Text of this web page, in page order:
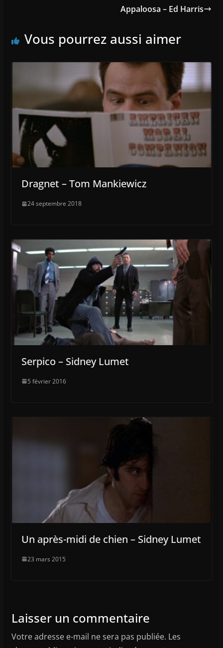
Appaloosa – Ed Harris
Vous pourrez aussi aimer
Dragnet – Tom Mankiewicz
24 septembre 2018
Serpico – Sidney Lumet
5 février 2016
Un après-midi de chien – Sidney Lumet
23 mars 2015
Laisser un commentaire
Votre adresse e-mail ne sera pas publiée. Les